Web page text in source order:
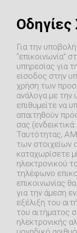
Για την
“επικοινωνία”
υπηρεσίας για
είσοδος στην
χρήση των
ανάλογα με την
επιθυμείτε να
απαιτηθούν
σας
Ταυτότητας,
των στοιχείων
καταχωρίσετε
ηλεκτρονικού
τηλέφωνο
επικοινωνίας
για την άμεση
εξέλιξη του
του αιτήματος
ηλεκτρονικής